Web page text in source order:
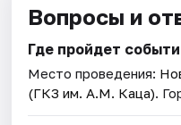
Вопросы и
Где пройдет
Место проведения:
(ГКЗ им. А.М. Каца).